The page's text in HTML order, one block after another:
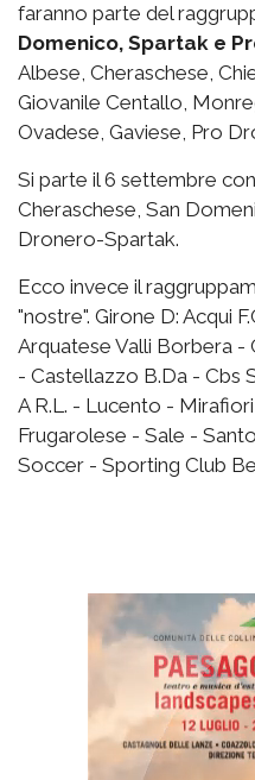
faranno parte del
Domenico, Spartak e
Albese, Cheraschese,
Giovanile Centallo,
Ovadese, Gaviese, Pro
Si parte il 6 settembre
Cheraschese, San
Dronero-Spartak.
Ecco invece il
"nostre". Girone D: Acqui
Arquatese Valli Borbera -
- Castellazzo B.Da - Cbs
A R.L. - Lucento -
Frugarolese - Sale -
Soccer - Sporting Club